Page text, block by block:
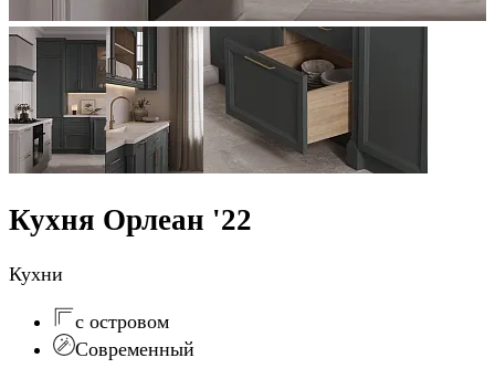
Кухня Орлеан '22
Кухни
с островом
Современный